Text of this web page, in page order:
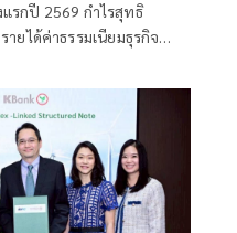
รกปี 2569 กำไรสุทธิ
ยได้ค่าธรรมเนียมธุรกิจ
รษฐกิจโลกผันผวน